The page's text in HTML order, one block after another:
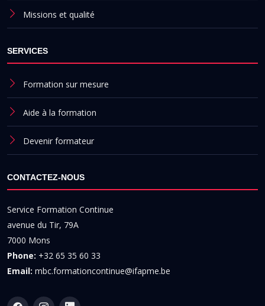
Missions et qualité
SERVICES
Formation sur mesure
Aide à la formation
Devenir formateur
CONTACTEZ-NOUS
Service Formation Continue
avenue du Tir, 79A
7000 Mons
Phone: +32 65 35 60 33
Email: mbc.formationcontinue@ifapme.be